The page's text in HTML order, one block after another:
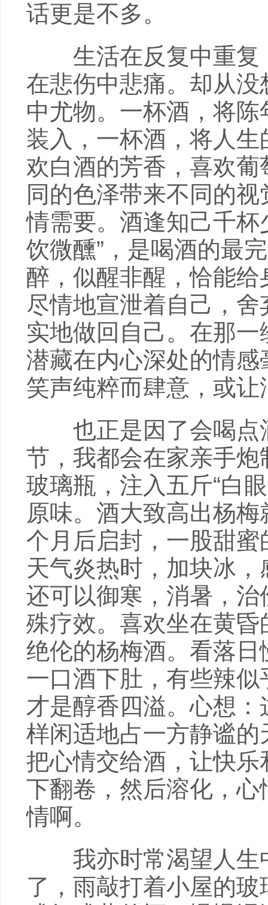
话更是不多。
生活在反复中重复
在悲伤中悲痛。却从
中尤物。一杯酒，将
装入，一杯酒，将人
欢白酒的芳香，喜欢
同的色泽带来不同的
情需要。酒逢知己千
饮微醺”，是喝酒的最
醉，似醒非醒，恰能
尽情地宣泄着自己，
实地做回自己。在那
潜藏在内心深处的情
笑声纯粹而肆意，或
也正是因了会喝点
节，我都会在家亲手
玻璃瓶，注入五斤“
原味。酒大致高出杨
个月后启封，一股甜
天气炎热时，加块冰
还可以御寒，消暑，
殊疗效。喜欢坐在黄
绝伦的杨梅酒。看落
一口酒下肚，有些辣
才是醇香四溢。心想
样闲适地占一方静谧
把心情交给酒，让快
下翻卷，然后溶化，
情啊。
我亦时常渴望人生
了，雨敲打着小屋的